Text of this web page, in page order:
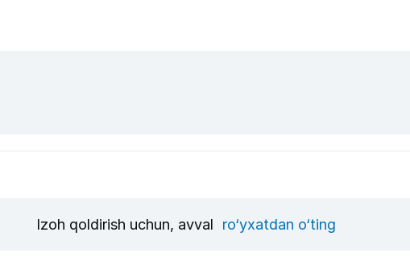
Izoh qoldirish uchun, avval ro‘yxatdan o‘ting